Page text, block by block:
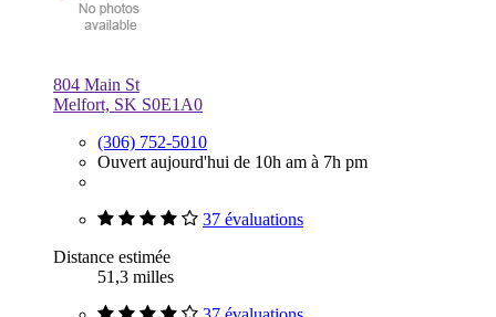
804 Main St
Melfort, SK S0E1A0
(306) 752-5010
Ouvert aujourd'hui de 10h am à 7h pm
37 évaluations
Distance estimée
51,3 milles